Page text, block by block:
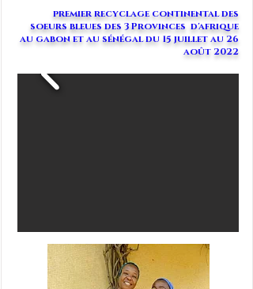
premier recyclage continental des
soeurs bleues des 3 Provinces d'afrique
au gabon et au sénégal du 15 juillet au 26
août 2022